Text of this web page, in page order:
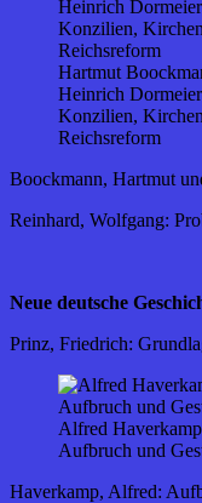
Hartmut
Heinrich
Konzilien,
Reichsreform
Boockmann, Hartmut
Reinhard, Wolfgang:
Neue deutsche
Prinz, Friedrich:
Alfred
Aufbruch und
Haverkamp, Alfred: